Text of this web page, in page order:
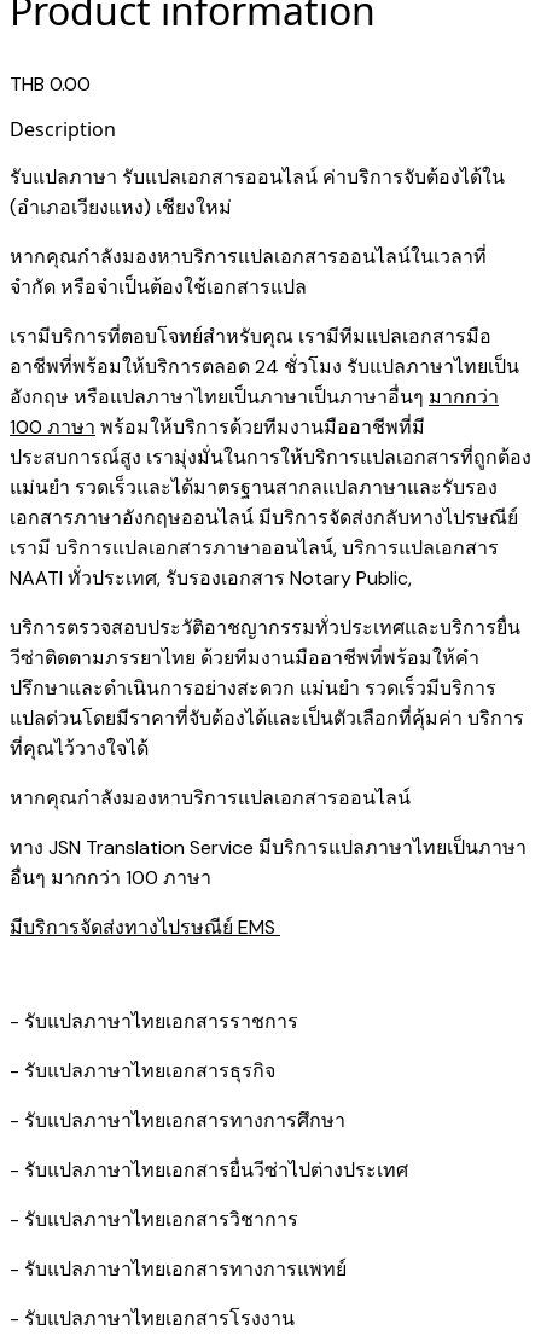
THB 0.00
Description
รับแปลภาษา รับแปลเอกสารออนไลน์ ค่าบริการจับต้องได้ใน
(อำเภอเวียงแหง) เชียงใหม่
หากคุณกำลังมองหาบริการแปลเอกสารออนไลน์ในเวลาที่
จำกัด หรือจำเป็นต้องใช้เอกสารแปล
เรามีบริการที่ตอบโจทย์สำหรับคุณ เรามีทีมแปลเอกสารมือ
อาชีพที่พร้อมให้บริการตลอด 24 ชั่วโมง รับแปลภาษาไทยเป็น
อังกฤษ หรือแปลภาษาไทยเป็นภาษาเป็นภาษาอื่นๆ มากกว่า
100 ภาษา พร้อมให้บริการด้วยทีมงานมืออาชีพที่มี
ประสบการณ์สูง เรามุ่งมั่นในการให้บริการแปลเอกสารที่ถูกต้อง
แม่นยำ รวดเร็วและได้มาตรฐานสากลแปลภาษาและรับรอง
เอกสารภาษาอังกฤษออนไลน์ มีบริการจัดส่งกลับทางไปรษณีย์
เรามี บริการแปลเอกสารภาษาออนไลน์,บริการแปลเอกสาร
NAATI ​ทั่วประเทศ, รับรองเอกสาร Notary Public,
บริการตรวจสอบประวัติอาชญากรรม​ทั่วประเทศและบริการยื่น
วีซ่าติดตามภรรยาไทย ด้วยทีมงานมืออาชีพที่พร้อมให้คำ
ปรึกษาและดำเนินการอย่างสะดวก แม่นยำ รวดเร็วมีบริการ
แปลด่วนโดยมีราคาที่จับต้องได้และเป็นตัวเลือกที่คุ้มค่า บริการ
ที่คุณไว้วางใจได้
หากคุณกำลังมองหาบริการแปลเอกสารออนไลน์
ทาง JSN Translation Service มีบริการแปลภาษาไทยเป็นภาษา
อื่นๆ มากกว่า 100 ภาษา
มีบริการจัดส่งทางไปรษณีย์ EMS
- รับแปลภาษาไทยเอกสารราชการ
- รับแปลภาษาไทยเอกสารธุรกิจ
- รับแปลภาษาไทยเอกสารทางการศึกษา
- รับแปลภาษาไทยเอกสารยื่นวีซ่าไปต่างประเทศ
- รับแปลภาษาไทยเอกสารวิชาการ
- รับแปลภาษาไทยเอกสารทางการแพทย์
- รับแปลภาษาไทยเอกสารโรงงาน